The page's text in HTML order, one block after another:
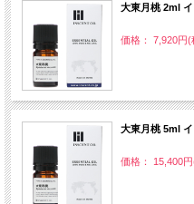
大東月桃 2ml
価格： 7,920円(
大東月桃 5ml
価格： 15,400